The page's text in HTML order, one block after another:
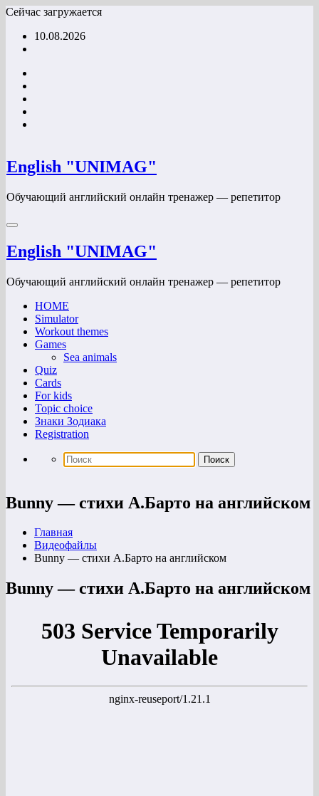
Перейти
содержимому
Сейчас загружается
10.08.2026
English "UNIMAG"
Обучающий английский онлайн тренажер — репетитор
English "UNIMAG"
Обучающий английский онлайн тренажер — репетитор
HOME
Simulator
Workout themes
Games
Sea animals
Quiz
Cards
For kids
Topic choice
Знаки Зодиака
Registration
Bunny — стихи А.Барто на английском
Главная
Видеофайлы
Bunny — стихи А.Барто на английском
Bunny — стихи А.Барто на английском